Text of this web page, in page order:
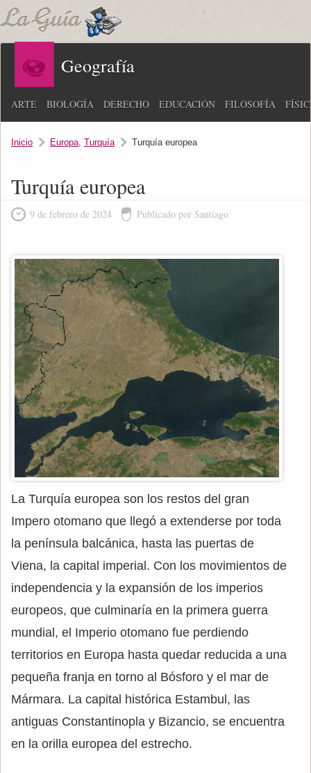
Geografía
ARTE BIOLOGÍA DERECHO EDUCACIÓN FILOSOFÍA
Inicio Europa, Turquía Turquía europea
Turquía europea
9 de febrero de 2024 Publicado por Santiago
La Turquía europea son los restos del gran
Impero otomano que llegó a extenderse por toda
la península balcánica, hasta las puertas de
Viena, la capital imperial. Con los movimientos de
independencia y la expansión de los imperios
europeos, que culminaría en la primera guerra
mundial, el Imperio otomano fue perdiendo
territorios en Europa hasta quedar reducida a una
pequeña franja en torno al Bósforo y el mar de
Mármara. La capital histórica Estambul, las
antiguas Constantinopla y Bizancio, se encuentra
en la orilla europea del estrecho.